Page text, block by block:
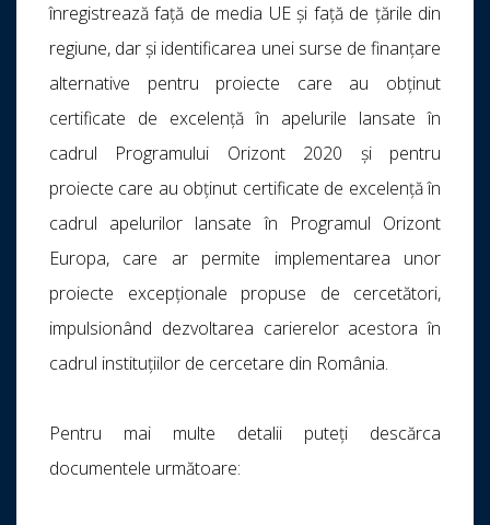
înregistrează față de media UE şi faţă de țările din
regiune, dar și identificarea unei surse de finanțare
alternative pentru proiecte care au obținut
certificate de excelență în apelurile lansate în
cadrul Programului Orizont 2020 și pentru
proiecte care au obținut certificate de excelență în
cadrul apelurilor lansate în Programul Orizont
Europa, care ar permite implementarea unor
proiecte excepționale propuse de cercetători,
impulsionând dezvoltarea carierelor acestora în
cadrul instituțiilor de cercetare din România.
Pentru mai multe detalii puteți descărca
documentele următoare: